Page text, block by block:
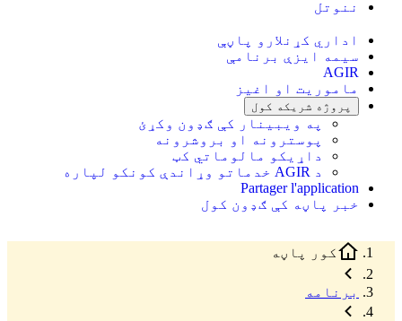
ننوتل
اداري کړنلارو پاڼې
سیمه ایزې برنامې
AGIR
ماموریت او اغیز
پروژه شریکه کول
په ویبینار کې ګډون وکړئ
پوسترونه او بروشرونه
داړیکو مالوماتي کټ
د AGIR خدماتو وړاندې کونکو لپاره
Partager l'application
خبر پاڼه کې ګډون کول
کور پاڼه
برنامه